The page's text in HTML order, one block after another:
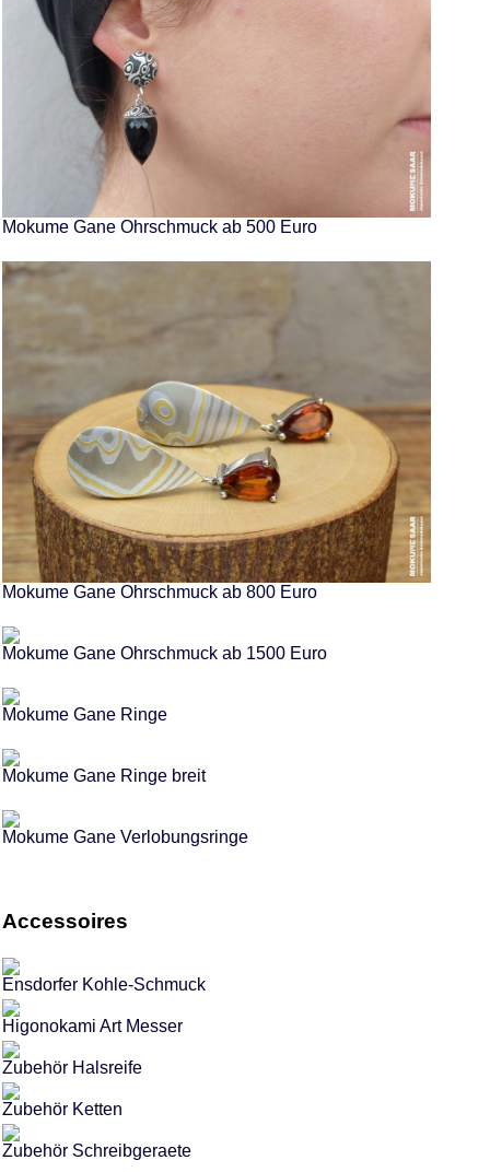
Mokume Gane Ohrschmuck ab 500 Euro
Mokume Gane Ohrschmuck ab 800 Euro
Mokume Gane Ohrschmuck ab 1500 Euro
Mokume Gane Ringe
Mokume Gane Ringe breit
Mokume Gane Verlobungsringe
Accessoires
Ensdorfer Kohle-Schmuck
Higonokami Art Messer
Zubehör Halsreife
Zubehör Ketten
Zubehör Schreibgeraete